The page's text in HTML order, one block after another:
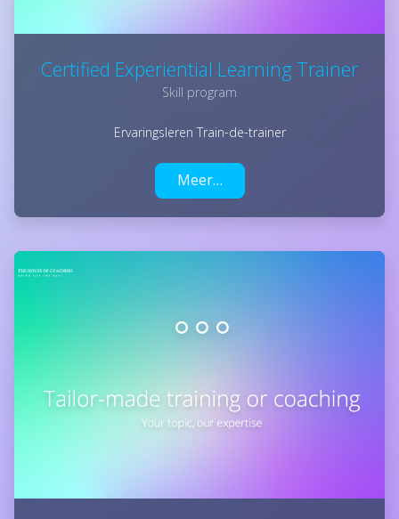
Certified Experiential Learning Trainer
Skill program
Ervaringsleren Train-de-trainer
Meer…